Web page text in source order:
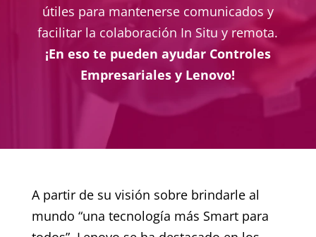
útiles para mantenerse comunicados y
facilitar la colaboración In Situ y remota.
¡En eso te pueden ayudar Controles
Empresariales y Lenovo!
A partir de su visión sobre brindarle al
mundo “una tecnología más Smart para